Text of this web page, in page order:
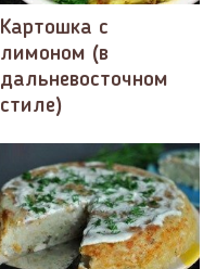
Картошка c
лимоном (в
дальневосточном
стиле)